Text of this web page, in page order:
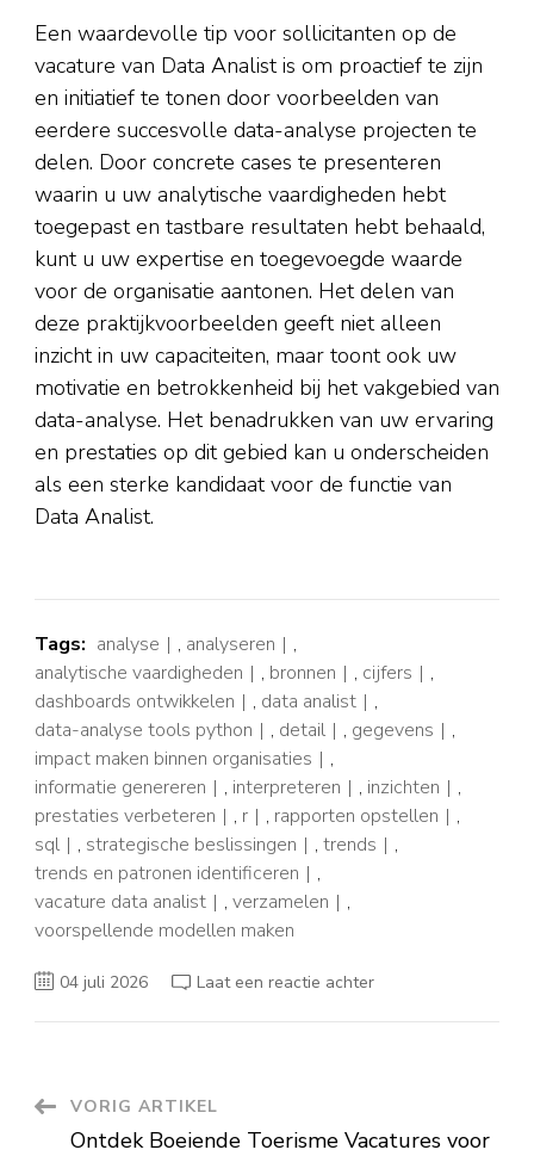
Een waardevolle tip voor sollicitanten op de
vacature van Data Analist is om proactief te zijn
en initiatief te tonen door voorbeelden van
eerdere succesvolle data-analyse projecten te
delen. Door concrete cases te presenteren
waarin u uw analytische vaardigheden hebt
toegepast en tastbare resultaten hebt behaald,
kunt u uw expertise en toegevoegde waarde
voor de organisatie aantonen. Het delen van
deze praktijkvoorbeelden geeft niet alleen
inzicht in uw capaciteiten, maar toont ook uw
motivatie en betrokkenheid bij het vakgebied van
data-analyse. Het benadrukken van uw ervaring
en prestaties op dit gebied kan u onderscheiden
als een sterke kandidaat voor de functie van
Data Analist.
Tags: analyse , analyseren
,
analytische vaardigheden
, bronnen , cijfers
,
dashboards ontwikkelen
, data analist
,
data-analyse tools python
, detail , gegevens
,
impact maken binnen organisaties
,
informatie genereren
, interpreteren , inzichten
,
prestaties verbeteren
, r , rapporten opstellen
,
sql
, strategische beslissingen , trends
,
trends en patronen identificeren
,
vacature data analist
, verzamelen
,
voorspellende modellen maken
04 juli 2026 Laat een reactie achterop
Analyse
Berichtnavigatie
VORIG ARTIKEL
Ontdek Boeiende Toerisme Vacatures voor